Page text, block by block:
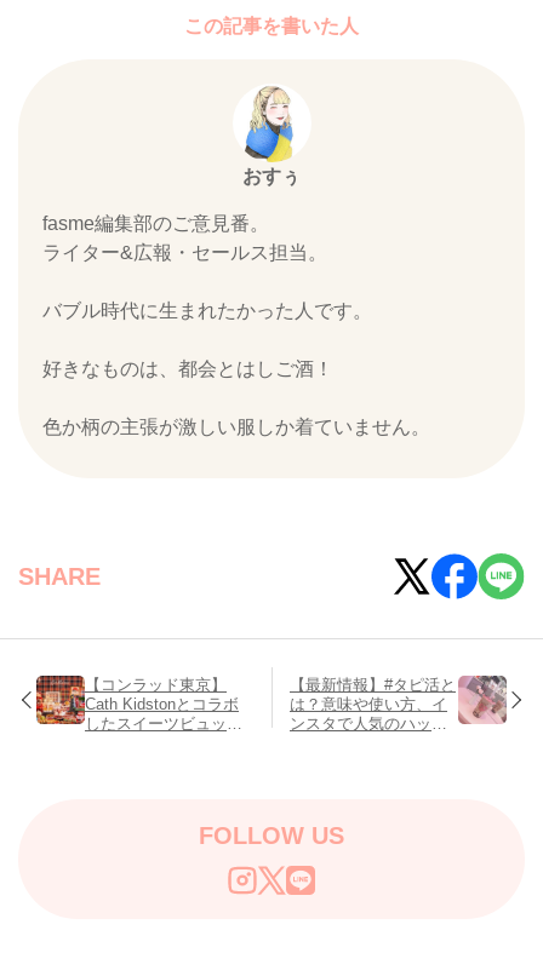
この記事を書いた人
おすぅ
fasme編集部のご意見番。
ライター&広報・セールス担当。
バブル時代に生まれたかった人です。
好きなものは、都会とはしご酒！
色か柄の主張が激しい服しか着ていません。
SHARE
【コンラッド東京】
Cath Kidstonとコラボ
したスイーツビュッフ
【最新情報】#タピ活と
は？意味や使い方、イ
ンスタで人気のハッシ
FOLLOW US